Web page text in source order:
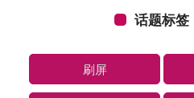
话题标签
刷屏